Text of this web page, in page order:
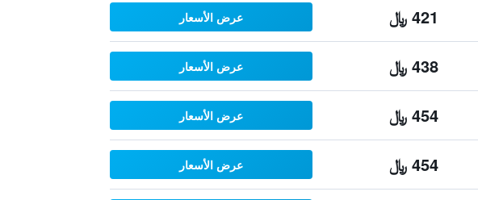
421 ﷼ عرض الأسعار
438 ﷼ عرض الأسعار
454 ﷼ عرض الأسعار
454 ﷼ عرض الأسعار